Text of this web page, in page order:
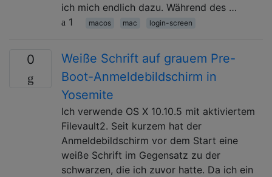
ich mich endlich dazu. Während des …
1
macos mac login-screen
0
Weiße Schrift auf grauem Pre-
Boot-Anmeldebildschirm in
Yosemite
Ich verwende OS X 10.10.5 mit aktiviertem
Filevault2. Seit kurzem hat der
Anmeldebildschirm vor dem Start eine
weiße Schrift im Gegensatz zu der
schwarzen, die ich zuvor hatte. Da ich ein